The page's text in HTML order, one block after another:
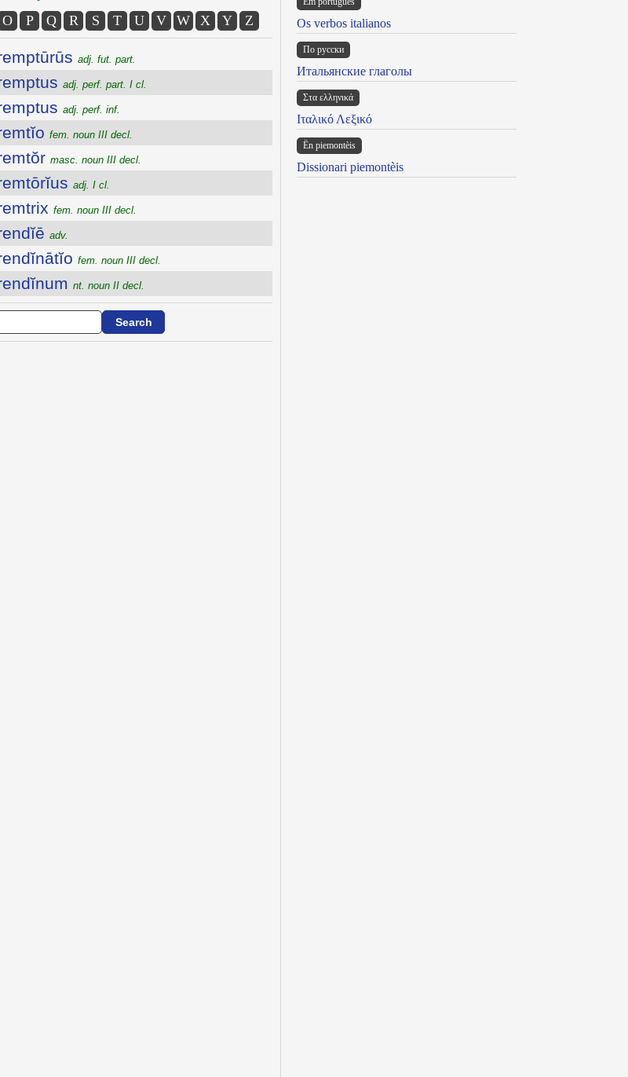
O P Q R S T U V W X Y Z
adj. fut. part.
adj. perf. part. I cl.
adj. perf. inf.
fem. noun III decl.
masc. noun III decl.
adj. I cl.
fem. noun III decl.
adv.
fem. noun III decl.
nt. noun II decl.
Os verbos italianos
По русски
Итальянские глаголы
Στα ελληνικά
Ιταλικό Λεξικό
Ën piemontèis
Dissionari piemontèis